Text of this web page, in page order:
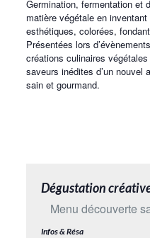
Germination, fermentation et
matière végétale en
esthétiques, colorées,
Présentées lors
créations culinaires
saveurs inédites d’un nouvel
sain et gourmand.
Dégustation
Menu découverte
Infos & Résa